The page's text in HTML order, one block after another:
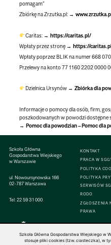
pomagam”
Zbiórkę na Zrzutka.pl:
Caritas:
https://caritas.pl/
Wpłaty przez stronę
https://
Wpłaty poprzez BLIK na numer 668
Przelewy na konto 77 1160 2202 0000
Dzielnica Ursynów Zbiórka dla
Informacje o pomocy dla osób, firm,
poszkodowanych w powodzi dostępne
Pomoc dla powodzian – Pomoc dla
Szkoła Główna
Gospodarstwa Wiejskiego
w Warszawie
ul. Nowoursynowska 166
02-787 Warszawa
Tel:22 59 31 000
KONTAKT
PRACA W
POLITYKA
POLITYKA
SERWISÓW
RODO
ZGŁOSZENIA
PRAWA
Szkoła Główna Gospodarstwa Wiejskiego
stosuje pliki cookies (tzw. ciasteczka), w